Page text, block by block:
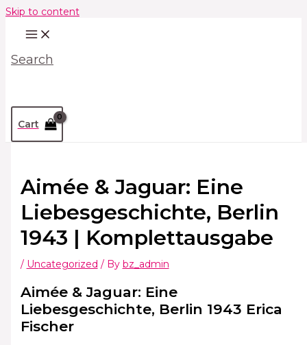
Skip to content
Search
Cart
Aimée & Jaguar: Eine
Liebesgeschichte, Berlin
1943 | Komplettausgabe
/ Uncategorized / By bz_admin
Aimée & Jaguar: Eine
Liebesgeschichte, Berlin 1943 Erica
Fischer